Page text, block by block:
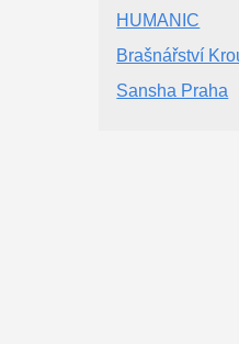
HUMANIC
Brašnářství
Sansha Praha